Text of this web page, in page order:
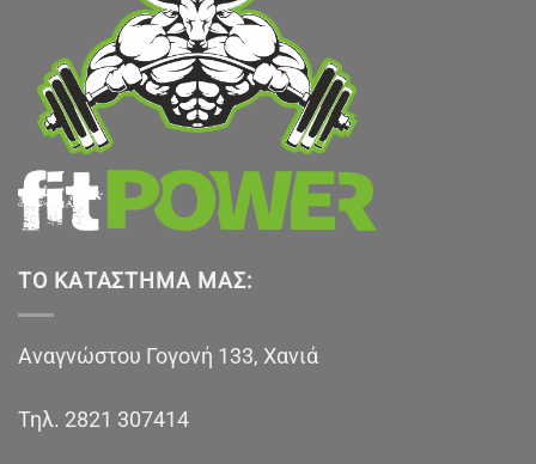
ΤΟ ΚΑΤΆΣΤΗΜΑ ΜΑΣ:
Αναγνώστου Γογονή 133, Χανιά
Τηλ. 2821 307414